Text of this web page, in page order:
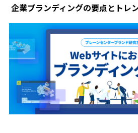
企業ブランディングの要点とトレ